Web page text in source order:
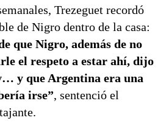
Trezeguet recordó
de Nigro dentro de la casa:
que Nigro, además de no
el respeto a estar ahí, dijo
y que Argentina era una
irse”, sentenció el